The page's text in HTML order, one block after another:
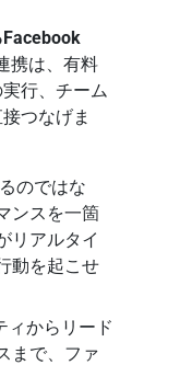
携は、有料
行、チーム
つなげま
のではな
ンスを一箇
リアルタイ
動を起こせ
ィからリード
まで、ファ